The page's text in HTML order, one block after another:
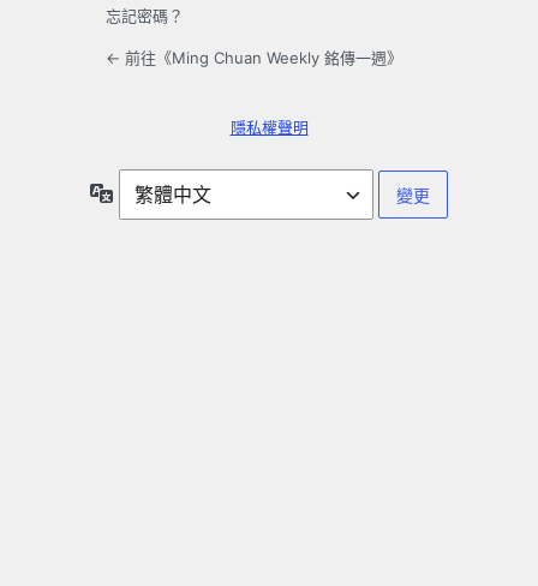
忘記密碼？
← 前往《Ming Chuan Weekly 銘傳一週》
隱私權聲明
言